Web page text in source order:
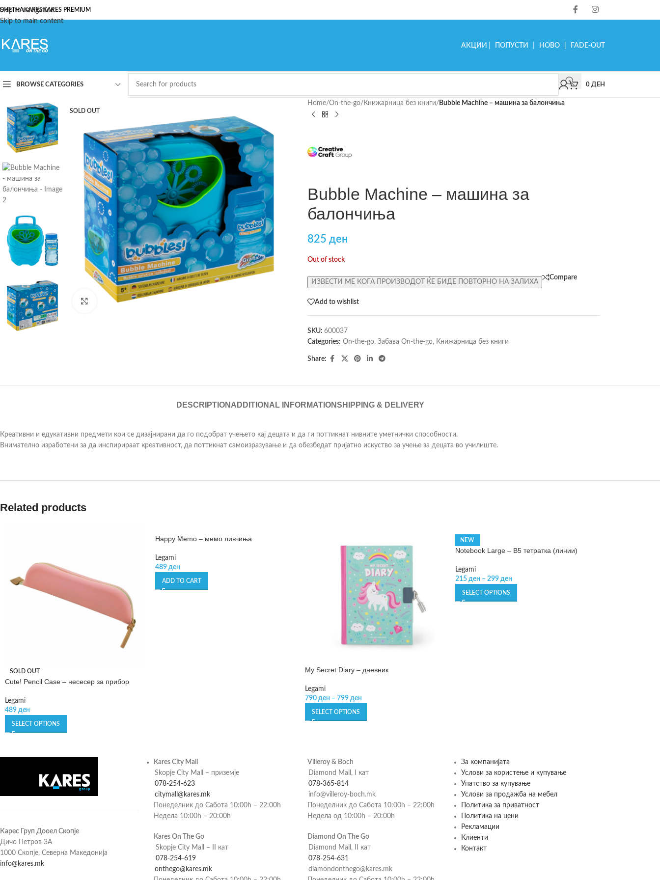
Skip to navigation
Skip to main content
KARESKARES PREMIUM
АКЦИИ ПОПУСТИ НОВО FADE-OUT
BROWSE CATEGORIES 0 ДЕН
SOLD OUT
Click to enlarge
Home/On-the-go/ Книжарница без книги/ Bubble Machine – машина за балончиња
Bubble Machine – машина за
балончиња
825 ден
Out of stock
ИЗВЕСТИ МЕ КОГА ПРОИЗВОДОТ ЌЕ БИДЕ ПОВТОРНО НА ЗАЛИХА
Compare
Add to wishlist
SKU: 600037
Categories: On-the-go, Забава On-the-go, Книжарница без книги
Share:
DESCRIPTION ADDITIONAL INFORMATIONSHIPPING & DELIVERY
Креативни и едукативни предмети кои се дизајнирани да го подобрат учењето кај децата и да ги поттикнат нивните уметнички способности.
Внимателно изработени за да инспирираат креативност, да поттикнат самоизразување и да обезбедат пријатно искуство за учење за децата во училиште.
Related products
SOLD OUT
Cute! Pencil Case – несесер за прибор
Legami
489 ден
SELECT OPTIONS
Happy Memo – мемо ливчиња
Legami
489 ден
ADD TO CART
My Secret Diary – дневник
Legami
790 ден – 799 ден
SELECT OPTIONS
NEW
Notebook Large – B5 тетратка (линии)
Legami
215 ден – 299 ден
SELECT OPTIONS
Карес Груп Дооел Скопје
Дичо Петров 3А
1000 Скопје, Северна Македонија
info@kares.mk
Kares City Mall
Skopje City Mall – приземје
078-254-623
citymall@kares.mk
Понеделник до Сабота 10:00h – 22:00h
Недела 10:00h – 20:00h
Kares On The Go
Skopje City Mall – II кат
078-254-619
onthego@kares.mk
Villeroy & Boch
Diamond Mall, I кат
078-365-814
info@villeroy-boch.mk
Понеделник до Сабота 10:00h – 22:00h
Недела од 10:00h – 20:00h
Diamond On The Go
Diamond Mall, II кат
078-254-631
diamondonthego@kares.mk
За компанијата
Услови за користење и купување
Упатство за купување
Услови за продажба на мебел
Политика за приватност
Политика на цени
Рекламации
Клиенти
Контакт